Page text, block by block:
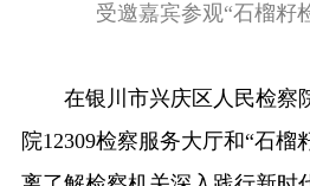
受邀嘉宾参观“石榴籽
在银川市兴庆区人民检察
院12309检察服务大厅和“石榴